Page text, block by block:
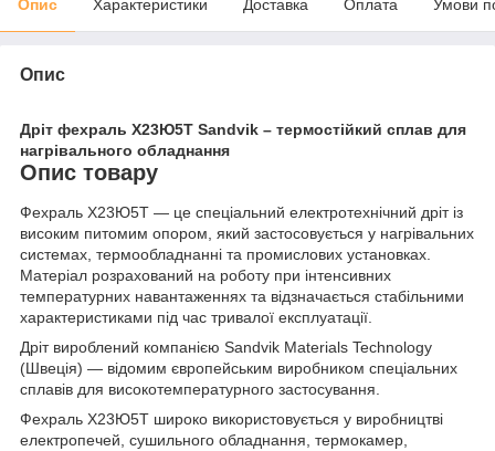
Опис Характеристики Доставка Оплата Умови
Опис
Дріт фехраль Х23Ю5Т Sandvik – термостійкий сплав для
нагрівального обладнання
Опис товару
Фехраль Х23Ю5Т — це спеціальний електротехнічний дріт із
високим питомим опором, який застосовується у нагрівальних
системах, термообладнанні та промислових установках.
Матеріал розрахований на роботу при інтенсивних
температурних навантаженнях та відзначається стабільними
характеристиками під час тривалої експлуатації.
Дріт вироблений компанією Sandvik Materials Technology
(Швеція) — відомим європейським виробником спеціальних
сплавів для високотемпературного застосування.
Фехраль Х23Ю5Т широко використовується у виробництві
електропечей, сушильного обладнання, термокамер,